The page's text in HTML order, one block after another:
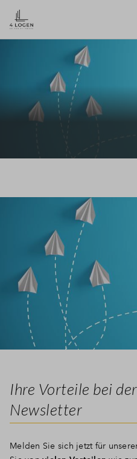
Ihre Vorteile bei
Newsletter
Melden Sie sich jetzt für